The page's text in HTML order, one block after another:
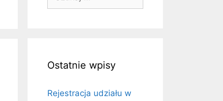
Ostatnie wpisy
Rejestracja udziału w